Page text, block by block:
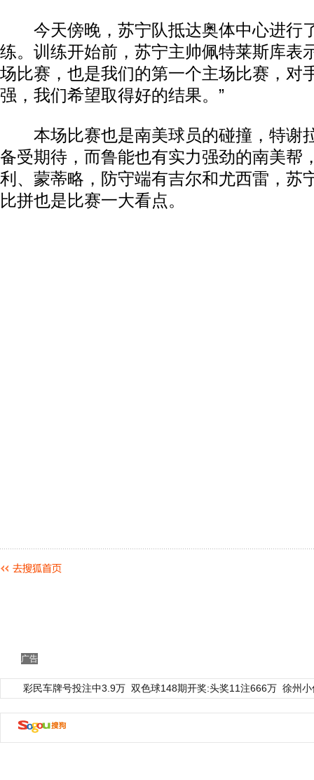
今天傍晚，苏宁队抵达奥体中心进行
练。训练开始前，苏宁主帅佩特莱斯库表
场比赛，也是我们的第一个主场比赛，对
强，我们希望取得好的结果。”
本场比赛也是南美球员的碰撞，特谢
备受期待，而鲁能也有实力强劲的南美帮
利、蒙蒂略，防守端有吉尔和尤西雷，苏
比拼也是比赛一大看点。
广告
彩民车牌号投注中3.9万 双色球148期开奖:头奖11注666万 徐州